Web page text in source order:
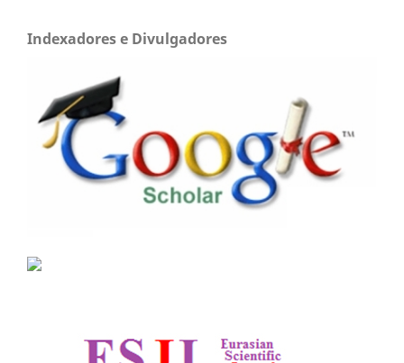
Indexadores e Divulgadores